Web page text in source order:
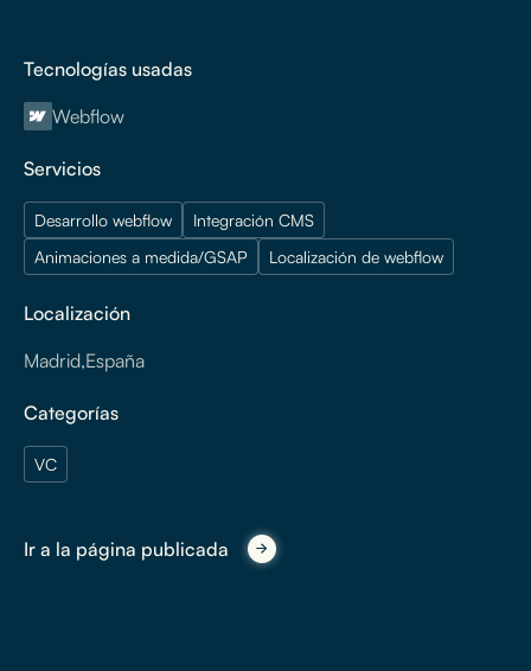
Tecnologías usadas
Webflow
Servicios
Desarrollo webflow
Integración CMS
Animaciones a medida/GSAP
Localización de webflow
Localización
Madrid,España
Categorías
VC
Ir a la página publicada